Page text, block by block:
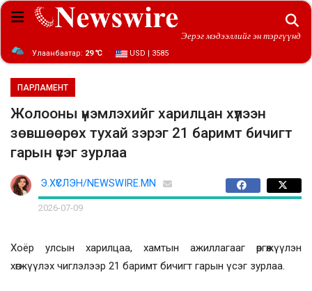
Эерэг мэдээллийг эн тэргүүнд
Улаанбаатар: 29 ℃ USD | 3585
ПАРЛАМЕНТ
Жолооны үнэмлэхийг харилцан хүлээн
зөвшөөрөх тухай зэрэг 21 баримт бичигт
гарын үсэг зурлаа
Э.ХҮСЛЭН/NEWSWIRE.MN
2026-07-09
Хоёр улсын харилцаа, хамтын ажиллагааг өргөжүүлэн
хөгжүүлэх чиглэлээр 21 баримт бичигт гарын үсэг зурлаа.